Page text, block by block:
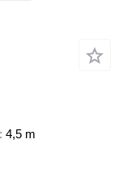
4,5 m